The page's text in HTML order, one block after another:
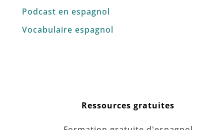
Podcast en espagnol
Vocabulaire espagnol
Ressources gratuites